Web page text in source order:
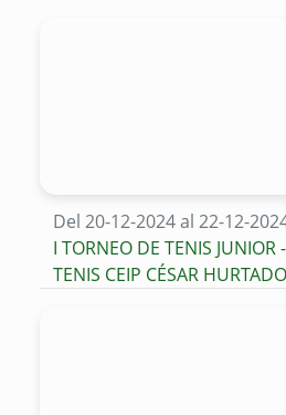
Del 20-12-2024 al 22-12-
I TORNEO DE TENIS JUNIOR
TENIS CEIP CÉSAR HURTADO